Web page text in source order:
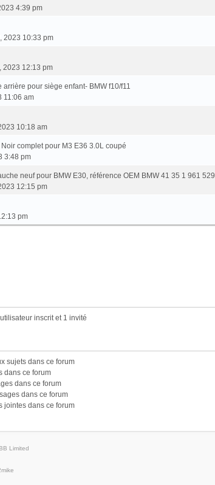
4:39 pm
2023 10:33 pm
2023 12:13 pm
arrière pour siège enfant- BMW f10/f11
11:06 am
10:18 am
complet pour M3 E36 3.0L coupé
3:48 pm
neuf pour BMW E30, référence OEM BMW 41 35 1 961 529
12:15 pm
pm
inscrit et 1 invité
sujets dans ce forum
dans ce forum
dans ce forum
dans ce forum
jointes dans ce forum
Limited